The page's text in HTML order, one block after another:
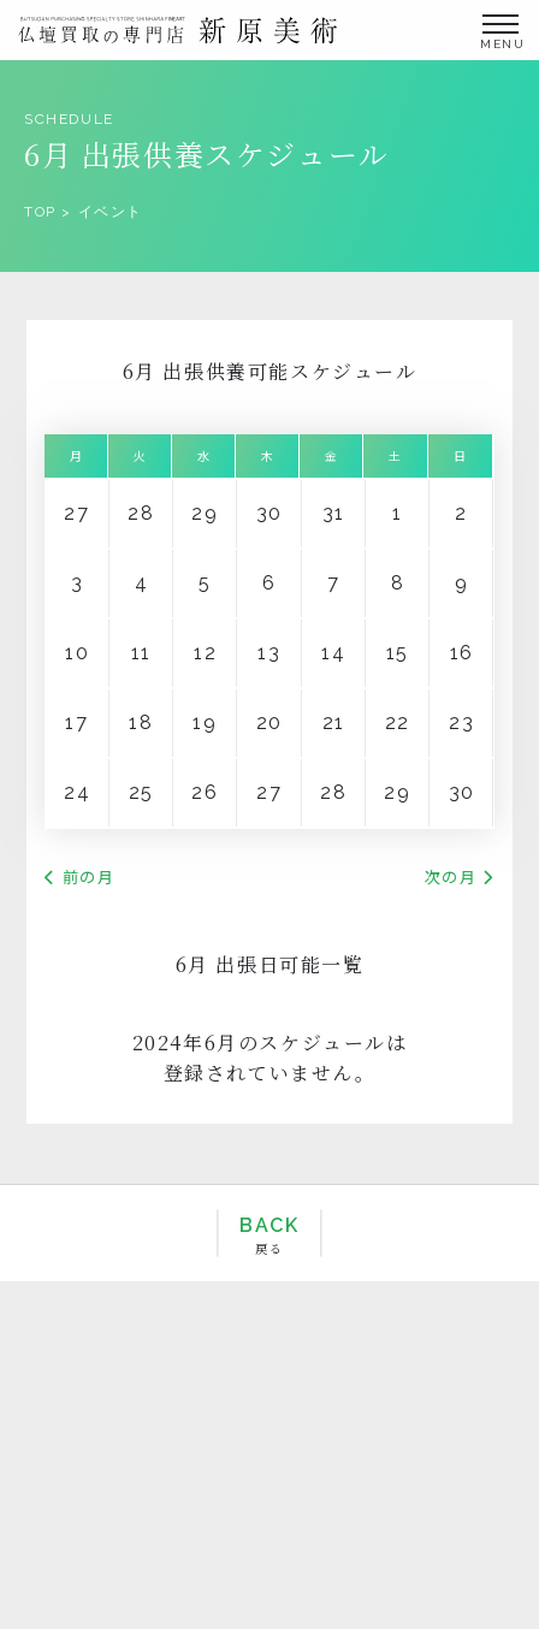
仏壇買取サービス
お申し込み・お問い合わせ
協力店募集について
お申し込み・お問い合わせ
受付時間：24時間受付 定休日：なし
SCHEDULE
6月 出張供養スケジュール
TOP > イベント
6月 出張供養可能スケジュール
月 火 水 木 金 土 日
27 28 29 30 31 1 2
3 4 5 6 7 8 9
10 11 12 13 14 15 16
17 18 19 20 21 22 23
24 25 26 27 28 29 30
前の月 次の月
6月 出張日可能一覧
2024年6月のスケジュールは
登録されていません。
BACK
戻る